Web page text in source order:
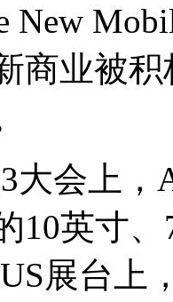
New
商业被
大会上
10英寸
展台上